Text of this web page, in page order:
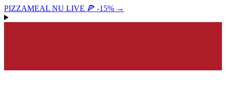
PIZZAMEAL NU LIVE 🍕 -15% →